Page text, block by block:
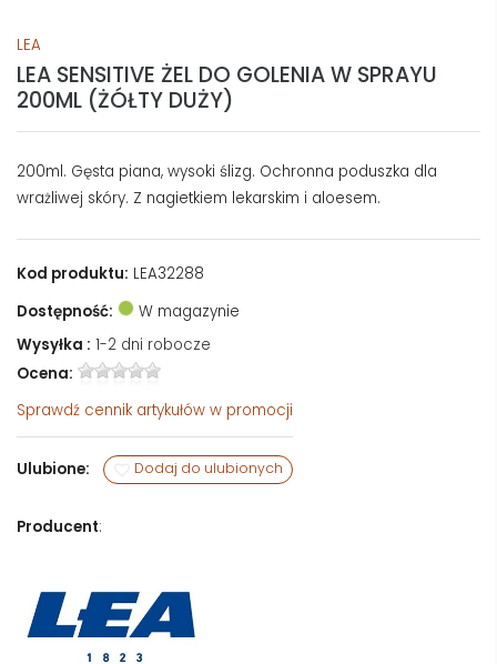
LEA
LEA SENSITIVE ŻEL DO GOLENIA W SPRAYU
200ML (ŻÓŁTY DUŻY)
200ml. Gęsta piana, wysoki ślizg. Ochronna poduszka dla
wrażliwej skóry. Z nagietkiem lekarskim i aloesem.
Kod produktu: LEA32288
Dostępność:
W magazynie
Wysyłka : 1-2 dni robocze
Ocena:
Sprawdź cennik artykułów w promocji
Ulubione: Dodaj do ulubionych
Producent: